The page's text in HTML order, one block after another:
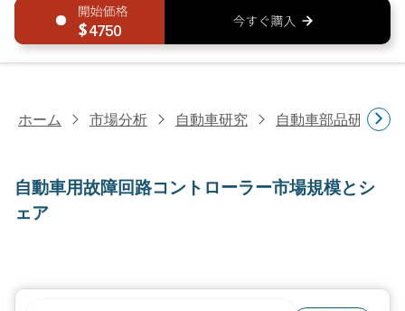
4750
ホーム 市場分析 自動車研究 自動車部品研究
自動車用故障回路コントローラー市場規模とシ
ェア